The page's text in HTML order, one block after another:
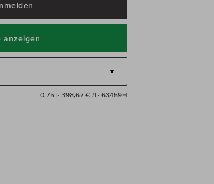
anzeigen
0,75 l· 398,67 € /l · 63459H